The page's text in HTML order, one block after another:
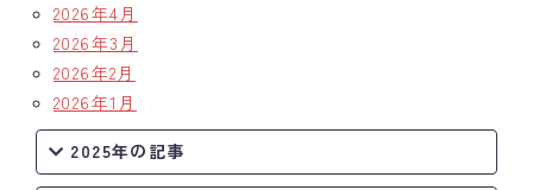
2026年4月
2026年3月
2026年2月
2026年1月
2025年の記事